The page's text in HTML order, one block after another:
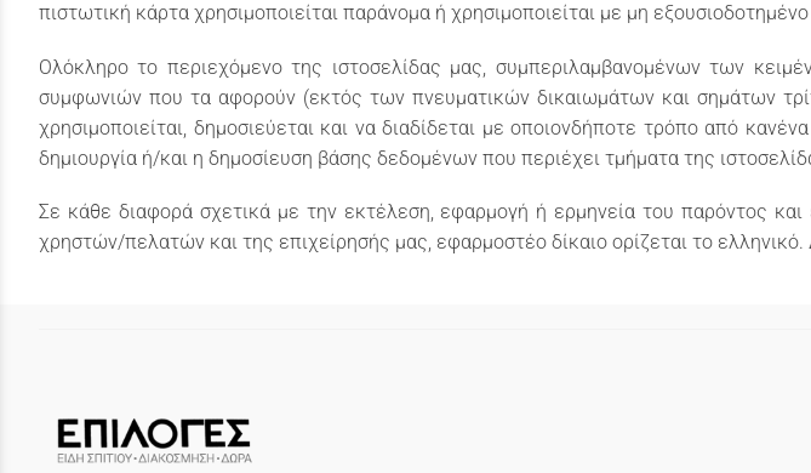
πιστωτική κάρτα χρησιμοποιείται παράνομα ή χρησιμοποιείται με μη
Ολόκληρο το περιεχόμενο της ιστοσελίδας μας, συμπεριλαμβανομένων των
συμφωνιών που τα αφορούν (εκτός των πνευματικών δικαιωμάτων και σημάτων
χρησιμοποιείται, δημοσιεύεται και να διαδίδεται με οποιονδήποτε τρόπο από
δημιουργία ή/και η δημοσίευση βάσης δεδομένων που περιέχει τμήματα της
Σε κάθε διαφορά σχετικά με την εκτέλεση, εφαρμογή ή ερμηνεία του παρόντος
χρηστών/πελατών και της επιχείρησής μας, εφαρμοστέο δίκαιο ορίζεται το